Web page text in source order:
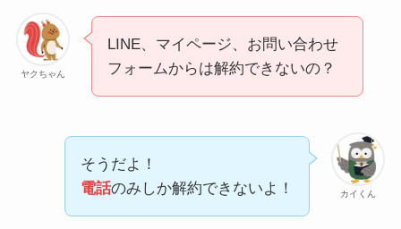
なにわサプリ
ニューZの解約まとめ！
電話が繋がらない時の裏
ワザ
ヤクちゃん
LINE、マイページ、お問い合わせ
フォームからは解約できないの？
カイくん
そうだよ！
電話のみしか解約できないよ！